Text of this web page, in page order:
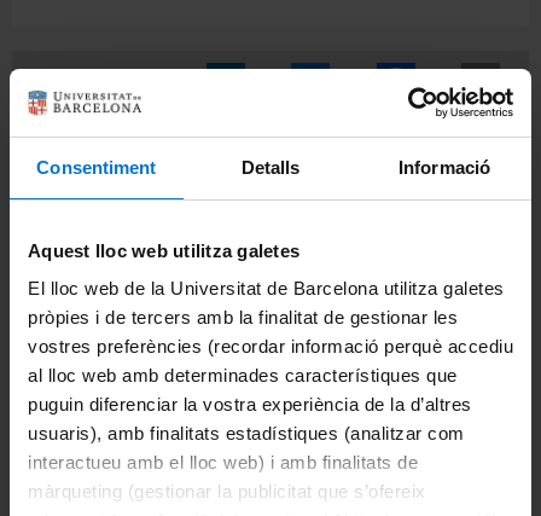
Consentiment Detalls Informació
Aquest lloc web utilitza galetes
El lloc web de la Universitat de Barcelona utilitza galetes
pròpies i de tercers amb la finalitat de gestionar les
vostres preferències (recordar informació perquè accediu
al lloc web amb determinades característiques que
puguin diferenciar la vostra experiència de la d’altres
usuaris), amb finalitats estadístiques (analitzar com
interactueu amb el lloc web) i amb finalitats de
màrqueting (gestionar la publicitat que s’ofereix
Compartir:
Imprimir
Accesos directos de la Facultad
Actividades sociales
Participación en los órganos de
gobierno
Portales e intranets
Portal de estudiantes
Intranet (PDI y PTGAS)